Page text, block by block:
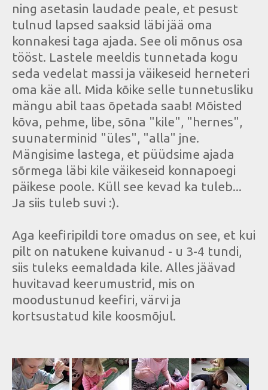
ning asetasin laudade peale, et pesust
tulnud lapsed saaksid läbi jää oma
konnakesi taga ajada. See oli mõnus osa
tööst. Lastele meeldis tunnetada kogu
seda vedelat massi ja väikeseid herneteri
oma käe all. Mida kõike selle tunnetusliku
mängu abil taas õpetada saab! Mõisted
kõva, pehme, libe, sõna "kile", "hernes",
suunaterminid "üles", "alla" jne.
Mängisime lastega, et püüdsime ajada
sõrmega läbi kile väikeseid konnapoegi
päikese poole. Küll see kevad ka tuleb...
Ja siis tuleb suvi :).
Aga keefiripildi tore omadus on see, et kui
pilt on natukene kuivanud - u 3-4 tundi,
siis tuleks eemaldada kile. Alles jäävad
huvitavad keerumustrid, mis on
moodustunud keefiri, värvi ja
kortsustatud kile koosmõjul.